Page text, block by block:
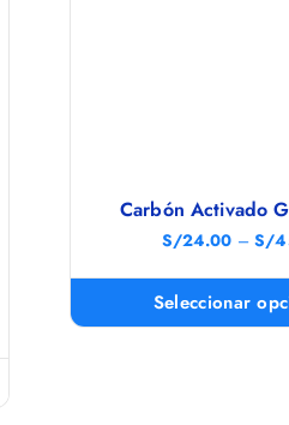
Carbón Activado
S/24.00 –S/
Seleccionar